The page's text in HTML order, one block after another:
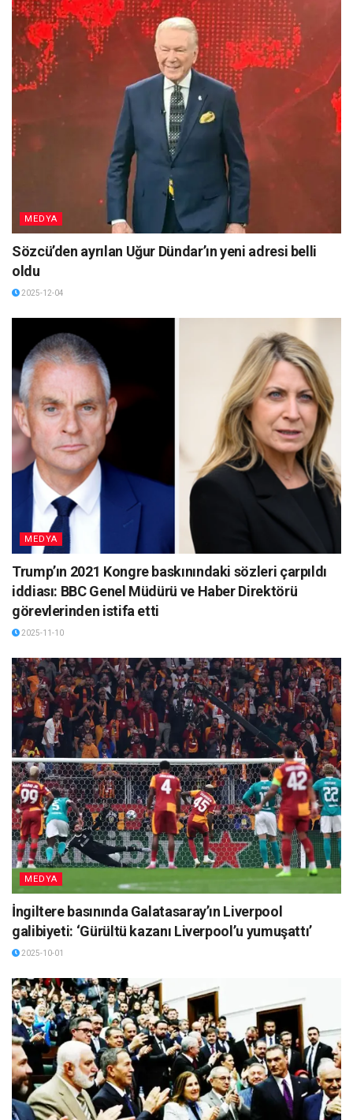
MEDYA
Sözcü’den ayrılan Uğur Dündar’ın yeni adresi belli
oldu
2025-12-04
MEDYA
Trump’ın 2021 Kongre baskınındaki sözleri çarpıldı
iddiası: BBC Genel Müdürü ve Haber Direktörü
görevlerinden istifa etti
2025-11-10
MEDYA
İngiltere basınında Galatasaray’ın Liverpool
galibiyeti: ‘Gürültü kazanı Liverpool’u yumuşattı’
2025-10-01